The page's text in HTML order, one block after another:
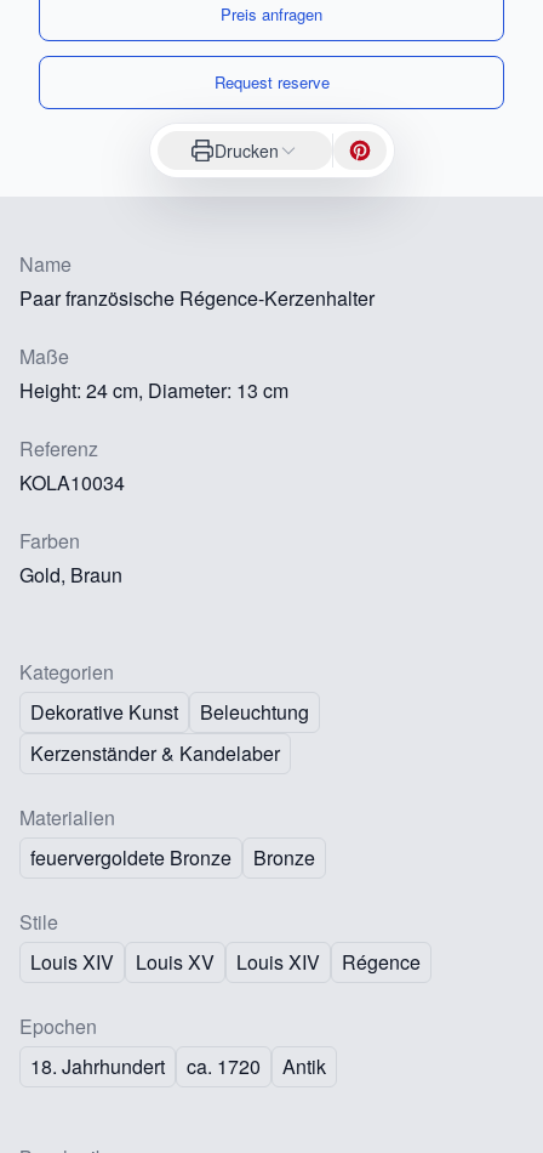
Preis anfragen
Request reserve
Drucken
Name
Paar französische Régence-Kerzenhalter
Maße
Height: 24 cm, Diameter: 13 cm
Referenz
KOLA10034
Farben
Gold, Braun
Kategorien
Dekorative Kunst
Beleuchtung
Kerzenständer & Kandelaber
Materialien
feuervergoldete Bronze
Bronze
Stile
Louis XIV
Louis XV Louis XIV Régence
Epochen
18. Jahrhundert
ca. 1720 Antik